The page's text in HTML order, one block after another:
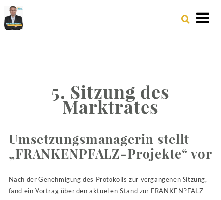
5. Sitzung des
Marktrates
Umsetzungsmanagerin stellt
„FRANKENPFALZ-Projekte“ vor
Nach der Genehmigung des Protokolls zur vergangenen Sitzung,
fand ein Vortrag über den aktuellen Stand zur FRANKENPFALZ